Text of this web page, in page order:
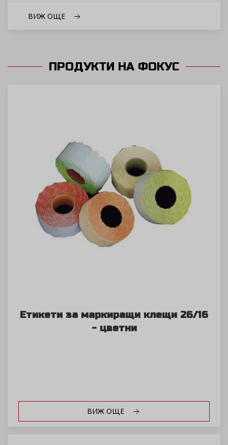
ВИЖ ОЩЕ
ПРОДУКТИ НА ФОКУС
Етикети за маркиращи клещи 26/16
- цветни
ВИЖ ОЩЕ